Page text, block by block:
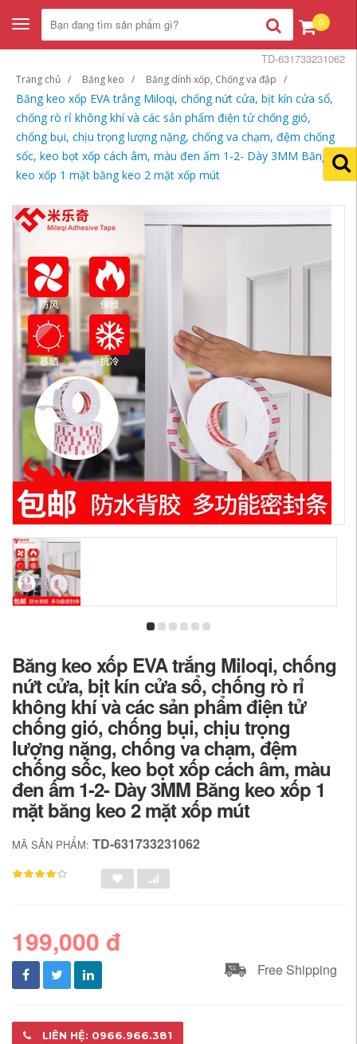
Toggle
navigation
0
Trang chủ Băng keo Băng dính xốp, Chống va đập
Băng keo xốp EVA trắng Miloqi, chống nứt cửa, bịt kín cửa sổ,
chống rò rỉ không khí và các sản phẩm điện tử chống gió,
chống bụi, chịu trọng lượng nặng, chống va chạm, đệm chống
sốc, keo bọt xốp cách âm, màu đen ấm 1-2- Dày 3MM Băng
keo xốp 1 mặt băng keo 2 mặt xốp mút
TD-631733231062
Băng keo xốp EVA trắng Miloqi, chống
nứt cửa, bịt kín cửa sổ, chống rò rỉ
không khí và các sản phẩm điện tử
chống gió, chống bụi, chịu trọng
lượng nặng, chống va chạm, đệm
chống sốc, keo bọt xốp cách âm, màu
đen ấm 1-2- Dày 3MM Băng keo xốp 1
mặt băng keo 2 mặt xốp mút
MÃ SẢN PHẨM: TD-631733231062
199,000 đ
Free Shipping
LIÊN HỆ: 0966.966.381